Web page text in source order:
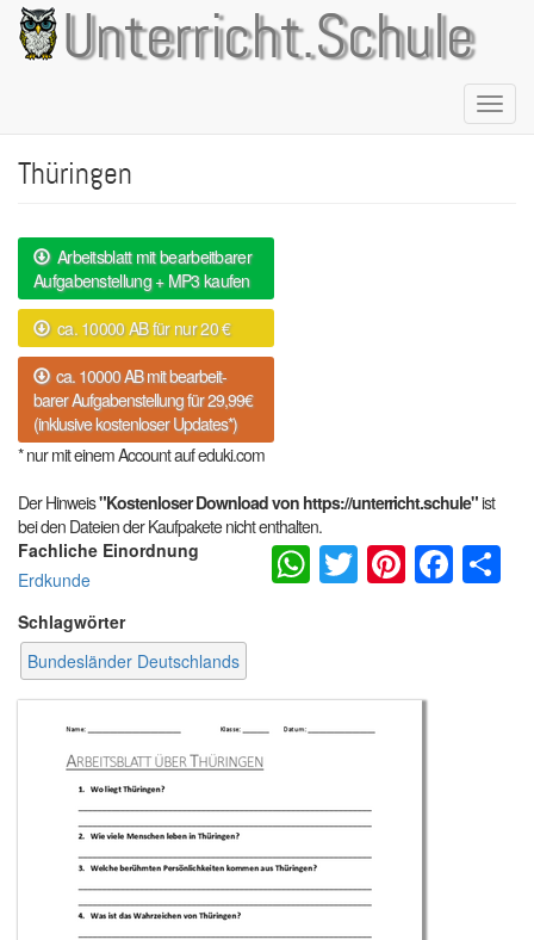
Direkt
zum
Inhalt
Unterricht.Schule
Thüringen
Arbeitsblatt mit bearbeitbarer
Aufgabenstellung + MP3 kaufen
ca. 10000 AB für nur 20 €
ca. 10000 AB mit bearbeit-
barer Aufgabenstellung für 29,99€
(inklusive kostenloser Updates*)
* nur mit einem Account auf eduki.com
Der Hinweis"Kostenloser Download von https://unterricht.schule"ist
bei den Dateien der Kaufpakete nicht enthalten.
Fachliche Einordnung
Erdkunde
Schlagwörter
Bundesländer Deutschlands
WhatsApp
Twitter